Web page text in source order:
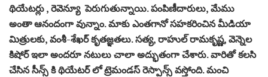
థియేటర్లు , రెవెన్యూ పెరుగుతున్నాయి. పంపిణీదారులు, మేము
అంతా ఆనందంగా వున్నాం. మాకు ఎంతగానో సహకరించిన మీడియా
మిత్రులకు, వంశీ-శేఖర్ కృతజ్ఞతలు. సత్య, రాహుల్ రామకృష్ణ, వెన్నెల
కిషోర్ ఇలా అందరూ నటులు చాలా అద్భుతంగా చేశారు. వారితో కలసి
చేసిన సీన్స్ కి థియేటర్ లో ట్రెమండస్ రెస్పాన్స్ వస్తోంది. మంచి